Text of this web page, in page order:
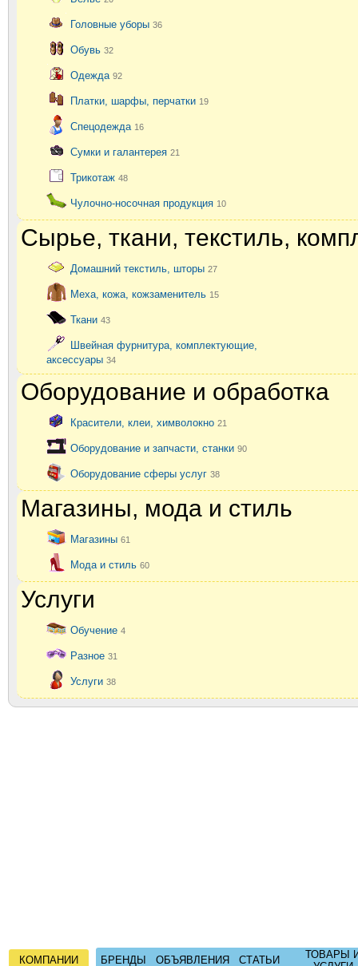
Головные уборы 36
Обувь 32
Одежда 92
Платки, шарфы, перчатки 19
Спецодежда 16
Сумки и галантерея 21
Трикотаж 48
Чулочно-носочная продукция 10
Сырье, ткани, текстиль,
Домашний текстиль, шторы 27
Меха, кожа, кожзаменитель 15
Ткани 43
Швейная фурнитура, комплектующие,
аксессуары 34
Оборудование и обработка
Красители, клеи, химволокно 21
Оборудование и запчасти, станки 90
Оборудование сферы услуг 38
Магазины, мода и стиль
Магазины 61
Мода и стиль 60
Услуги
Обучение 4
Разное 31
Услуги 38
КОМПАНИИ БРЕНДЫ ОБЪЯВЛЕНИЯ СТАТЬИ
ТОВАРЫ